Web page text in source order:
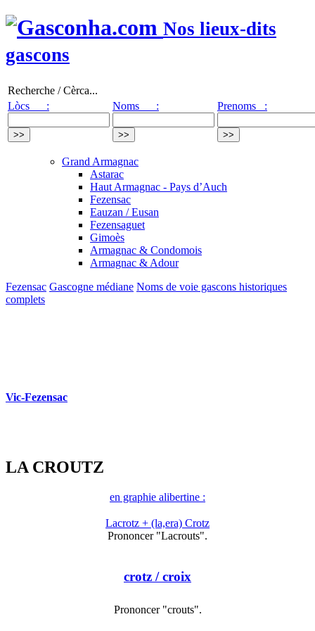
Nos lieux-dits
gascons
Recherche / Cèrca...
Lòcs :
Noms : Prenoms :
Grand Armagnac
Astarac
Haut Armagnac - Pays d’Auch
Fezensac
Eauzan / Eusan
Fezensaguet
Gimoès
Armagnac & Condomois
Armagnac & Adour
Fezensac Gascogne médiane Noms de voie gascons historiques
complets
Vic-Fezensac
LA CROUTZ
en graphie alibertine :
Lacrotz + (la,era) Crotz
Prononcer "Lacrouts".
crotz / croix
Prononcer "crouts".